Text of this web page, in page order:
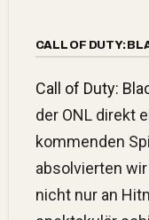
CALL OF DUTY:
Call of Duty:
der ONL direkt
kommenden
absolvierten
nicht nur an